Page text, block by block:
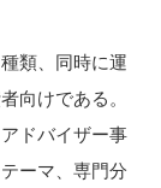
類、同時に運
向けである。
ドバイザー事
ーマ、専門分